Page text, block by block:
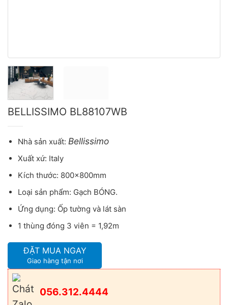
BELLISSIMO BL88107WB
Nhà sản xuất: Bellissimo
Xuất xứ: Italy
Kích thước: 800x800mm
Loại sản phẩm: Gạch BÓNG.
Ứng dụng: Ốp tường và lát sàn
1 thùng đóng 3 viên = 1,92m
ĐẶT MUA NGAY
Giao hàng tận nơi
056.312.4444